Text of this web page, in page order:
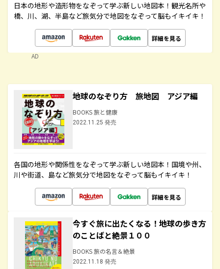
日本の地形や造形物をなぞって学ぶ新しい地図本！観光名所や
橋、川、湖、半島など旅気分で地図をなぞって脳もイキイキ！
詳細を見る
AD
地球のなぞり方 旅地図 アジア編
BOOKS 旅と健康
2022.11.25 発売
各国の地形や関係性をなぞって学ぶ新しい地図本！国境や州、
川や街道、島など旅気分で地図をなぞって脳もイキイキ！
詳細を見る
今すぐ旅に出たくなる！地球の歩き方
のことばと絶景１００
BOOKS 旅の名言＆絶景
2022.11.18 発売